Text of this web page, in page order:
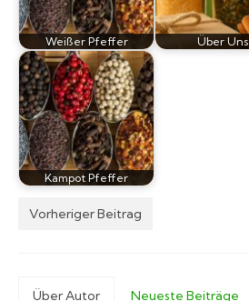
Weißer Pfeffer Über Uns
Kampot Pfeffer
Vorheriger Beitrag
Über Autor Neueste Beiträge